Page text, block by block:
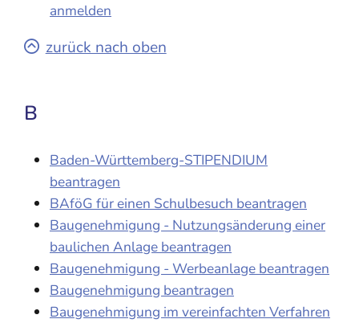
anmelden
zurück nach oben
B
Baden-Württemberg-STIPENDIUM
beantragen
BAföG für einen Schulbesuch beantragen
Baugenehmigung - Nutzungsänderung einer
baulichen Anlage beantragen
Baugenehmigung - Werbeanlage beantragen
Baugenehmigung beantragen
Baugenehmigung im vereinfachten Verfahren